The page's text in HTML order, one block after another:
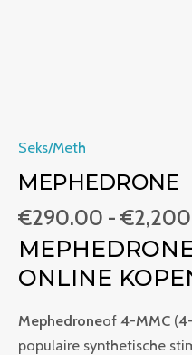
Seks/Meth
MEPHEDRONE
€290.00 - €
ONLINE
Mephedroneof 4-MMC (
populaire synthetische